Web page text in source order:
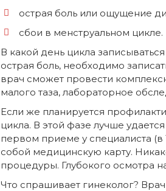
острая боль или ощущение
сбои в менструальном цикле.
В какой день цикла
острая боль, необходимо
врач сможет провести
малого таза, лабораторное
Если же планируется
цикла. В этой фазе лучше
первом приеме у специалиста (в
собой медицинскую карту.
процедуры. Глубокого осмотра
Что спрашивает гинеколог?